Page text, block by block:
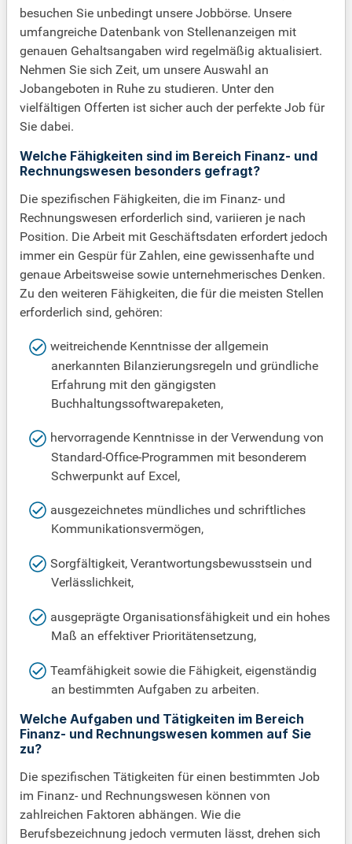
besuchen Sie unbedingt unsere Jobbörse. Unsere
umfangreiche Datenbank von Stellenanzeigen mit
genauen Gehaltsangaben wird regelmäßig aktualisiert.
Nehmen Sie sich Zeit, um unsere Auswahl an
Jobangeboten in Ruhe zu studieren. Unter den
vielfältigen Offerten ist sicher auch der perfekte Job für
Sie dabei.
Welche Fähigkeiten sind im Bereich Finanz- und
Rechnungswesen besonders gefragt?
Die spezifischen Fähigkeiten, die im Finanz- und
Rechnungswesen erforderlich sind, variieren je nach
Position. Die Arbeit mit Geschäftsdaten erfordert jedoch
immer ein Gespür für Zahlen, eine gewissenhafte und
genaue Arbeitsweise sowie unternehmerisches Denken.
Zu den weiteren Fähigkeiten, die für die meisten Stellen
erforderlich sind, gehören:
weitreichende Kenntnisse der allgemein
anerkannten Bilanzierungsregeln und gründliche
Erfahrung mit den gängigsten
Buchhaltungssoftwarepaketen,
hervorragende Kenntnisse in der Verwendung von
Standard-Office-Programmen mit besonderem
Schwerpunkt auf Excel,
ausgezeichnetes mündliches und schriftliches
Kommunikationsvermögen,
Sorgfältigkeit, Verantwortungsbewusstsein und
Verlässlichkeit,
ausgeprägte Organisationsfähigkeit und ein hohes
Maß an effektiver Prioritätensetzung,
Teamfähigkeit sowie die Fähigkeit, eigenständig
an bestimmten Aufgaben zu arbeiten.
Welche Aufgaben und Tätigkeiten im Bereich
Finanz- und Rechnungswesen kommen auf Sie
zu?
Die spezifischen Tätigkeiten für einen bestimmten Job
im Finanz- und Rechnungswesen können von
zahlreichen Faktoren abhängen. Wie die
Berufsbezeichnung jedoch vermuten lässt, drehen sich